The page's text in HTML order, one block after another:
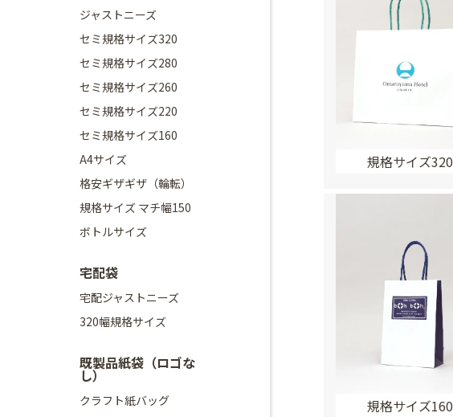
規格サイズ320
規格サイズ160
ジャストニーズ
セミ規格サイズ320
セミ規格サイズ280
セミ規格サイズ260
セミ規格サイズ220
セミ規格サイズ160
A4サイズ
格安ギザギザ（輪転）
規格サイズ マチ幅150
ボトルサイズ
宅配袋
宅配ジャストニーズ
320幅規格サイズ
既製品紙袋（ロゴな
し）
クラフト紙バッグ